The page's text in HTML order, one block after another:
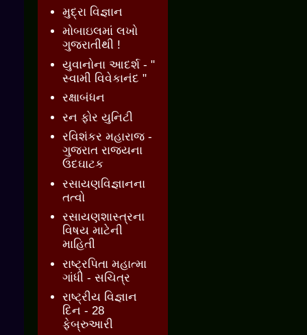
મુદ્રા વિજ્ઞાન
મોબાઇલમાં લખો
ગુજરાતીથી !
યુવાનોના આદર્શ - "
સ્વામી વિવેકાનંદ "
રક્ષાબંધન
રન ફોર યુનિટી
રવિશંકર મહારાજ -
ગુજરાત રાજ્યના
ઉદઘાટક
રસાયણવિજ્ઞાનના
તત્વો
રસાયણશાસ્ત્રના
વિષય માટેની
માહિતી
રાષ્ટ્રપિતા મહાત્મા
ગાંધી - સચિત્ર
રાષ્ટ્રીય વિજ્ઞાન
દિન - 28
ફેબ્રુઆરી